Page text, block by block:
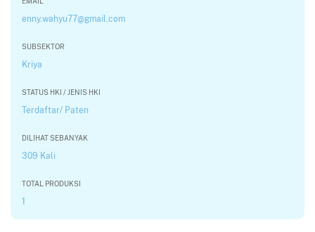
enny.wahyu77@gmail.com
SUBSEKTOR
Kriya
STATUS HKI / JENIS HKI
Terdaftar/ Paten
DILIHAT SEBANYAK
309 Kali
TOTAL PRODUKSI
1